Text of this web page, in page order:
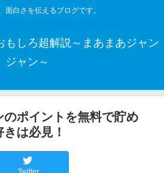
面白さを伝えるブログです。
もしろ超解説～まあまあジャン
ジャン～
のポイントを無料で貯め
は必見！